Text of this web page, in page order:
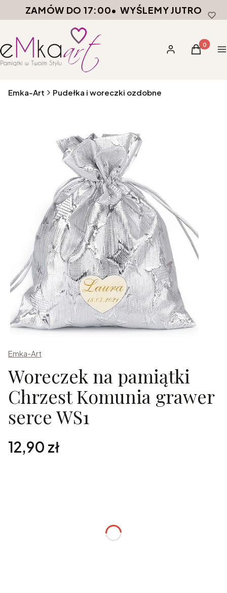
ZAMÓW DO 17:00• WYŚLEMY JUTRO
Zaloguj sięProdukty
Koszyk
Emka-Art Pudełka i woreczki ozdobne
Emka-Art
Woreczek na pamiątki
Chrzest Komunia grawer
serce WS1
Cena
12,90 zł